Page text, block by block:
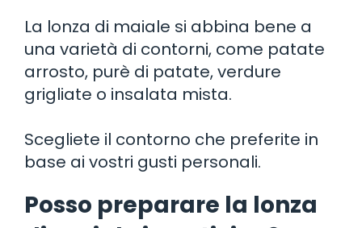
La lonza di maiale si abbina bene a
una varietà di contorni, come patate
arrosto, purè di patate, verdure
grigliate o insalata mista.
Scegliete il contorno che preferite in
base ai vostri gusti personali.
Posso preparare la lonza